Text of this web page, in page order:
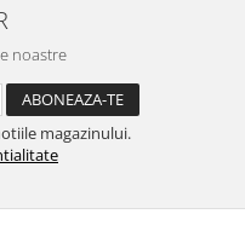
noastre
magazinului.